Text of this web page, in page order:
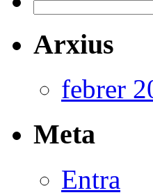
Arxius
febrer
Meta
Entra